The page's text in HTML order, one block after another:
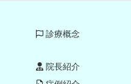
診療概念
院長紹介